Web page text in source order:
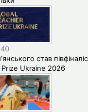
став
Ukraine 2026